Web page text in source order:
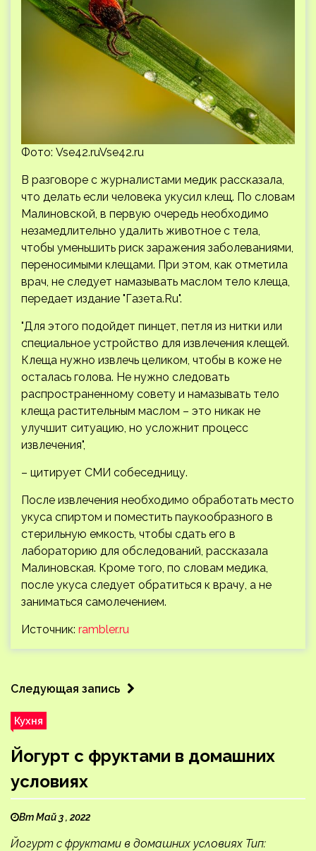
Фото: Vse42.ruVse42.ru
В разговоре с журналистами медик рассказала,
что делать если человека укусил клещ. По словам
Малиновской, в первую очередь необходимо
незамедлительно удалить животное с тела,
чтобы уменьшить риск заражения заболеваниями,
переносимыми клещами. При этом, как отметила
врач, не следует намазывать маслом тело клеща,
передает издание "Газета.Ru".
"Для этого подойдет пинцет, петля из нитки или
специальное устройство для извлечения клещей.
Клеща нужно извлечь целиком, чтобы в коже не
осталась голова. Не нужно следовать
распространенному совету и намазывать тело
клеща растительным маслом – это никак не
улучшит ситуацию, но усложнит процесс
извлечения",
– цитирует СМИ собеседницу.
После извлечения необходимо обработать место
укуса спиртом и поместить паукообразного в
стерильную емкость, чтобы сдать его в
лабораторию для обследований, рассказала
Малиновская. Кроме того, по словам медика,
после укуса следует обратиться к врачу, а не
заниматься самолечением.
Источник: rambler.ru
Следующая запись
Кухня
Йогурт с фруктами в домашних
условиях
Вт Май 3 , 2022
Йогурт с фруктами в домашних условиях Тип: